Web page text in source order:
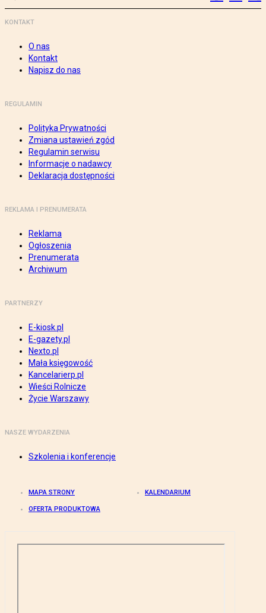
KONTAKT
O nas
Kontakt
Napisz do nas
REGULAMIN
Polityka Prywatności
Zmiana ustawień zgód
Regulamin serwisu
Informacje o nadawcy
Deklaracja dostępności
REKLAMA I PRENUMERATA
Reklama
Ogłoszenia
Prenumerata
Archiwum
PARTNERZY
E-kiosk.pl
E-gazety.pl
Nexto.pl
Mała księgowość
Kancelarierp.pl
Wieści Rolnicze
Życie Warszawy
NASZE WYDARZENIA
Szkolenia i konferencje
MAPA STRONY KALENDARIUM
OFERTA PRODUKTOWA